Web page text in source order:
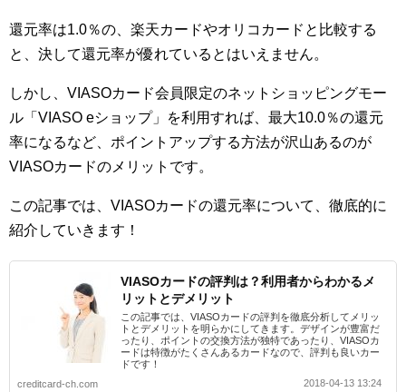
還元率は1.0％の、楽天カードやオリコカードと比較する
と、決して還元率が優れているとはいえません。
しかし、VIASOカード会員限定のネットショッピングモー
ル「VIASO eショップ」を利用すれば、最大10.0％の還元
率になるなど、ポイントアップする方法が沢山あるのが
VIASOカードのメリットです。
この記事では、VIASOカードの還元率について、徹底的に
紹介していきます！
VIASOカードの評判は？利用者からわかるメ
リットとデメリット
この記事では、VIASOカードの評判を徹底分析してメリッ
トとデメリットを明らかにしてきます。デザインが豊富だ
ったり、ポイントの交換方法が独特であったり、VIASOカ
ードは特徴がたくさんあるカードなので、評判も良いカー
ドです！
creditcard-ch.com
2018-04-13 13:24